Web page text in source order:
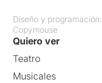
Diseño y programación:
Copymouse
Quiero ver
Teatro
Musicales